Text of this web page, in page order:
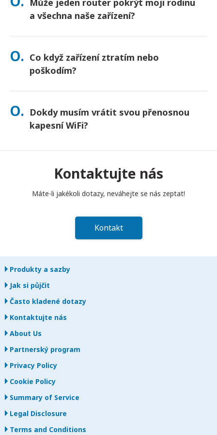
možnost pro vaši oblast.
a všechna naše zařízení?
Ano – připojte až 10 zařízení najednou (telefony, tablety,
používání přikládáme powerbanku zdarma.
O. Co když zařízení ztratím nebo
poškodím?
Při placení si můžete přidat Pojištění, které kryje ztrátu nebo
se něco stane, okamžitě nás kontaktujte – pomůžeme vám
zůstat ve spojení.
O. Dokdy musím vrátit svou přenosnou
kapesní WiFi?
pronájmu. Pokud se s vrácením opozdíte, bude vám účtován
Kontaktujte nás
Máte-li jakékoli dotazy, neváhejte se nás zeptat!
Kontakt
Produkty a sazby
Jak si půjčit
Často kladené dotazy
Kontaktujte nás
About Us
Partnerský program
Privacy Policy
Cookie Policy
Summary of Service
Legal Disclosure
Terms and Conditions